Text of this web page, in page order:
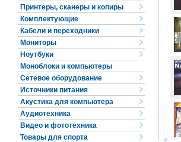
Принтеры, сканеры и копиры
Комплектующие
Кабели и переходники
Мониторы
Ноутбуки
Моноблоки и компьютеры
Сетевое оборудование
Источники питания
Акустика для компьютера
Аудиотехника
Видео и фототехника
Товары для спорта